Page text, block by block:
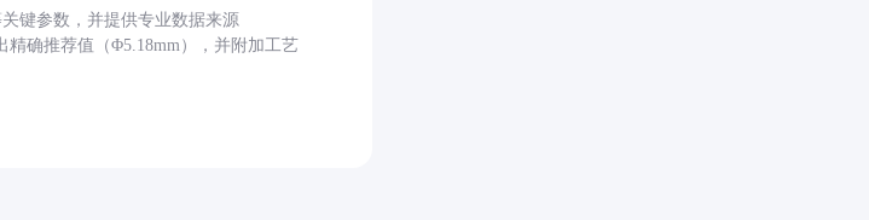
键参数，并提供专业数据来源
精确推荐值（Φ5.18mm），并附加工艺